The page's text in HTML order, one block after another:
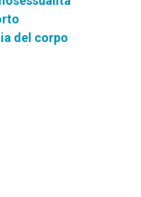
del corpo